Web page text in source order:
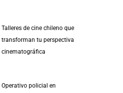
Talleres de cine chileno que
transforman tu perspectiva
cinematográfica
Operativo policial en